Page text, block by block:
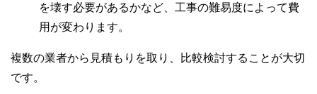
を壊す必要があるかなど、工事の難易度によって費
用が変わります。
複数の業者から見積もりを取り、比較検討することが大切
です。